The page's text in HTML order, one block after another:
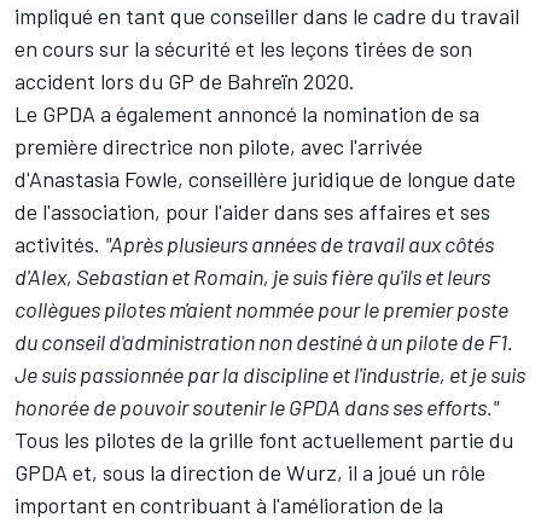
impliqué en tant que conseiller dans le cadre du travail
en cours sur la sécurité et les leçons tirées de son
accident lors du GP de Bahreïn 2020.
Le GPDA a également annoncé la nomination de sa
première directrice non pilote, avec l'arrivée
d'Anastasia Fowle, conseillère juridique de longue date
de l'association, pour l'aider dans ses affaires et ses
activités. "Après plusieurs années de travail aux côtés
d'Alex, Sebastian et Romain, je suis fière qu'ils et leurs
collègues pilotes m'aient nommée pour le premier poste
du conseil d'administration non destiné à un pilote de F1.
Je suis passionnée par la discipline et l'industrie, et je suis
honorée de pouvoir soutenir le GPDA dans ses efforts."
Tous les pilotes de la grille font actuellement partie du
GPDA et, sous la direction de Wurz, il a joué un rôle
important en contribuant à l'amélioration de la